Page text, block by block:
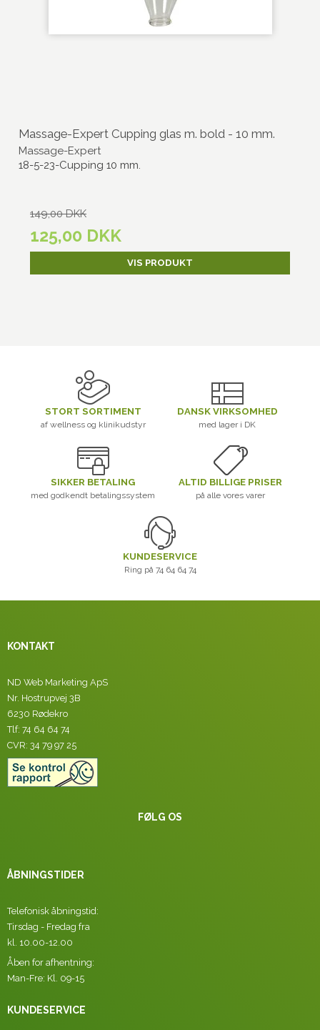
Massage-Expert Cupping glas m. bold - 10 mm.
Massage-Expert
18-5-23-Cupping 10 mm.
149,00 DKK
125,00 DKK
VIS PRODUKT
STORT SORTIMENT
af wellness og klinikudstyr
DANSK VIRKSOMHED
med lager i DK
SIKKER BETALING
med godkendt betalingssystem
ALTID BILLIGE PRISER
på alle vores varer
KUNDESERVICE
Ring på 74 64 64 74
KONTAKT
ND Web Marketing ApS
Nr. Hostrupvej 3B
6230 Rødekro
Tlf: 74 64 64 74
CVR: 34 79 97 25
FØLG OS
ÅBNINGSTIDER
Telefonisk åbningstid:
Tirsdag - Fredag fra
kl. 10.00-12.00
Åben for afhentning:
Man-Fre: Kl. 09-15
KUNDESERVICE